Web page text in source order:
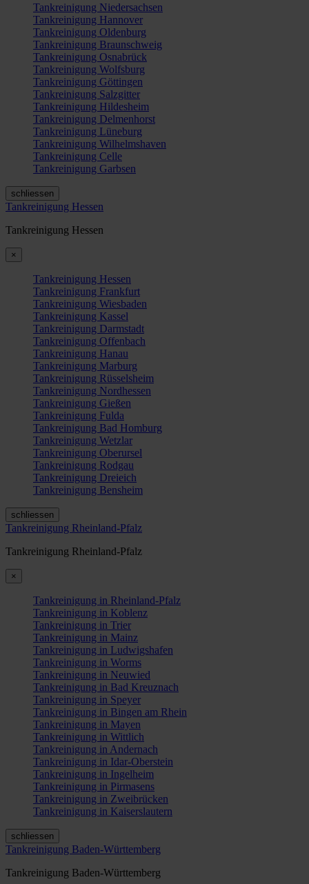
Tankreinigung Niedersachsen
Tankreinigung Hannover
Tankreinigung Oldenburg
Tankreinigung Braunschweig
Tankreinigung Osnabrück
Tankreinigung Wolfsburg
Tankreinigung Göttingen
Tankreinigung Salzgitter
Tankreinigung Hildesheim
Tankreinigung Delmenhorst
Tankreinigung Lüneburg
Tankreinigung Wilhelmshaven
Tankreinigung Celle
Tankreinigung Garbsen
schliessen
Tankreinigung Hessen
Tankreinigung Hessen
×
Tankreinigung Hessen
Tankreinigung Frankfurt
Tankreinigung Wiesbaden
Tankreinigung Kassel
Tankreinigung Darmstadt
Tankreinigung Offenbach
Tankreinigung Hanau
Tankreinigung Marburg
Tankreinigung Rüsselsheim
Tankreinigung Nordhessen
Tankreinigung Gießen
Tankreinigung Fulda
Tankreinigung Bad Homburg
Tankreinigung Wetzlar
Tankreinigung Oberursel
Tankreinigung Rodgau
Tankreinigung Dreieich
Tankreinigung Bensheim
schliessen
Tankreinigung Rheinland-Pfalz
Tankreinigung Rheinland-Pfalz
×
Tankreinigung in Rheinland-Pfalz
Tankreinigung in Koblenz
Tankreinigung in Trier
Tankreinigung in Mainz
Tankreinigung in Ludwigshafen
Tankreinigung in Worms
Tankreinigung in Neuwied
Tankreinigung in Bad Kreuznach
Tankreinigung in Speyer
Tankreinigung in Bingen am Rhein
Tankreinigung in Mayen
Tankreinigung in Wittlich
Tankreinigung in Andernach
Tankreinigung in Idar-Oberstein
Tankreinigung in Ingelheim
Tankreinigung in Pirmasens
Tankreinigung in Zweibrücken
Tankreinigung in Kaiserslautern
schliessen
Tankreinigung Baden-Württemberg
Tankreinigung Baden-Württemberg